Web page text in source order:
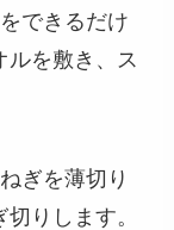
できるだけ
ルを敷き、ス
ぎを薄切り
りします。